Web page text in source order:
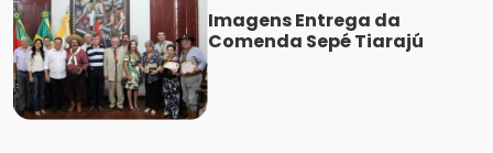
Imagens Entrega da
Comenda Sepé Tiarajú